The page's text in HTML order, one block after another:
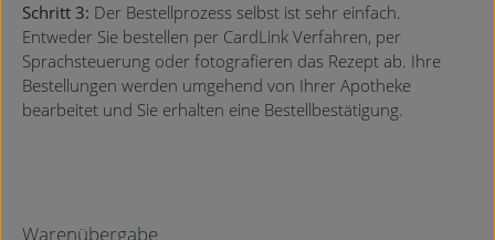
Schritt 3: Der Bestellprozess selbst ist sehr einfach.
Entweder Sie bestellen per CardLink Verfahren, per
Sprachsteuerung oder fotografieren das Rezept ab. Ihre
Bestellungen werden umgehend von Ihrer Apotheke
bearbeitet und Sie erhalten eine Bestellbestätigung.
Warenübergabe